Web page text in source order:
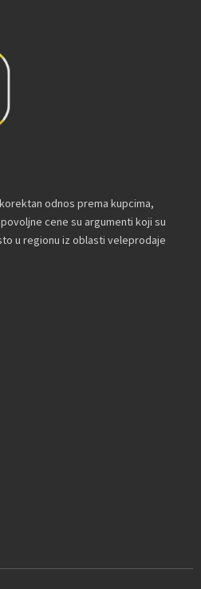
odnos prema kupcima,
cene su argumenti koji su
u regionu iz oblasti veleprodaje